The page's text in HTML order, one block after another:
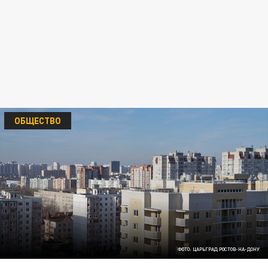
ФОТО: ЦАРЬГРАД РОСТОВ-НА-ДОНУ
ОБЩЕСТВО